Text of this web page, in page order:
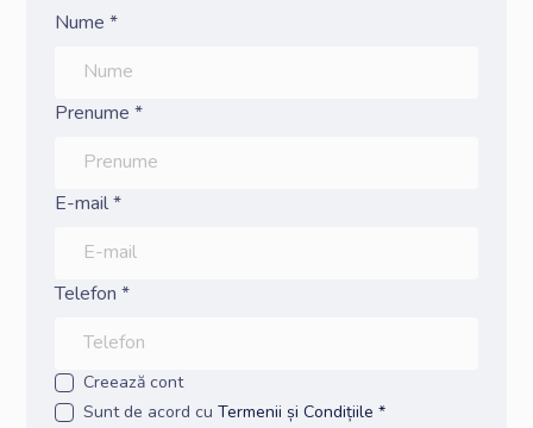
Nume *
Prenume *
E-mail *
Telefon *
Creează cont
Sunt de acord cuTermenii și Condițiile *